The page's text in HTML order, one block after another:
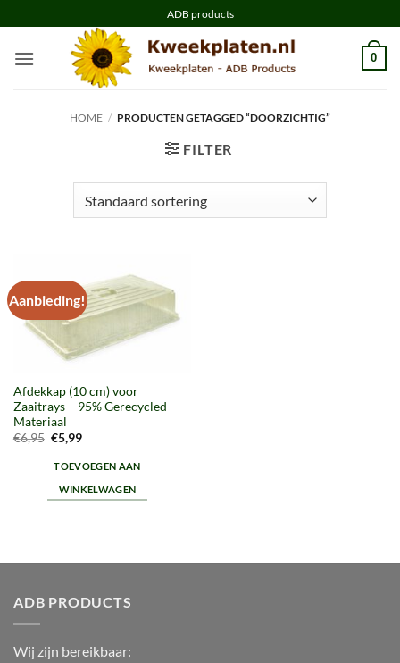
naar
inhoud
ADB products
0
HOME / PRODUCTEN GETAGGED “DOORZICHTIG”
FILTER
Aanbieding!
Afdekkap (10 cm) voor
Zaaitrays – 95% Gerecycled
Materiaal
€6,95 Oorspronkelijke
prijs
was:
€6,95.
€5,99Huidige
is:
€5,99.
TOEVOEGEN AAN
WINKELWAGEN
ADB PRODUCTS
Wij zijn bereikbaar: